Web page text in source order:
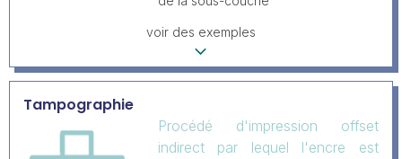
voir des exemples
Tampographie
Procédé d'impression offset
indirect par lequel l'encre est